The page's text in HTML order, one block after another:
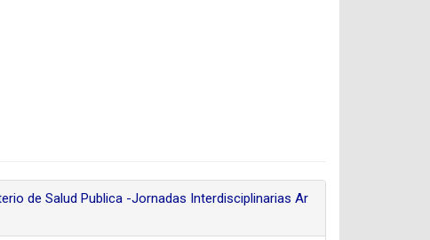
de Salud Publica -Jornadas Interdisciplinarias Ar